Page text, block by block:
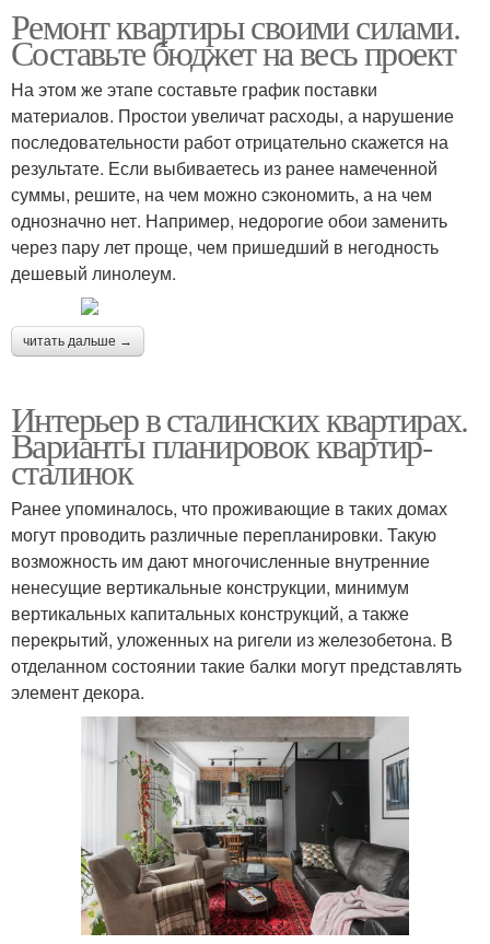
Ремонт квартиры своими силами.
Составьте бюджет на весь проект
На этом же этапе составьте график поставки
материалов. Простои увеличат расходы, а нарушение
последовательности работ отрицательно скажется на
результате. Если выбиваетесь из ранее намеченной
суммы, решите, на чем можно сэкономить, а на чем
однозначно нет. Например, недорогие обои заменить
через пару лет проще, чем пришедший в негодность
дешевый линолеум.
читать дальше →
Интерьер в сталинских квартирах.
Варианты планировок квартир-
сталинок
Ранее упоминалось, что проживающие в таких домах
могут проводить различные перепланировки. Такую
возможность им дают многочисленные внутренние
ненесущие вертикальные конструкции, минимум
вертикальных капитальных конструкций, а также
перекрытий, уложенных на ригели из железобетона. В
отделанном состоянии такие балки могут представлять
элемент декора.